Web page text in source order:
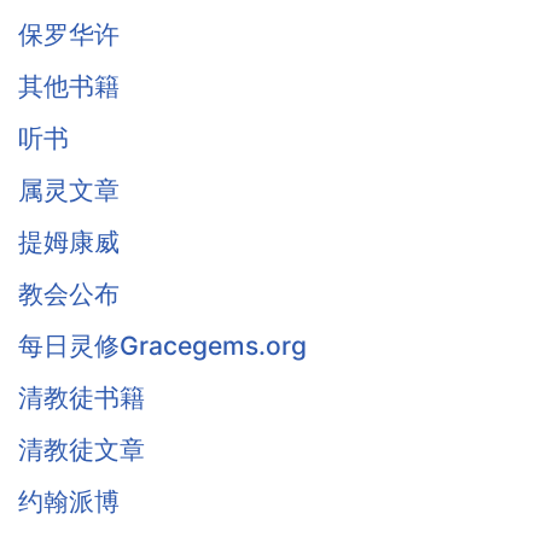
保罗华许
其他书籍
听书
属灵文章
提姆康威
教会公布
每日灵修Gracegems.org
清教徒书籍
清教徒文章
约翰派博